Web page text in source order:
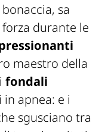
sa
durante le
maestro della
fondali
in apnea: e i
sgusciano tra